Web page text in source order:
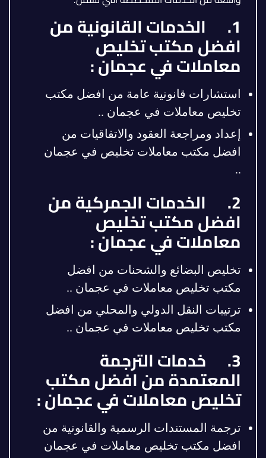
1. الخدمات القانونية من
افضل مكتب تخليص
معاملات في عجمان :
استشارات قانونية عامة من افضل مكتب
تخليص معاملات في عجمان ..
إعداد ومراجعة العقود والاتفاقيات من
افضل مكتب معاملات تخليص في عجمان
..
2. الخدمات الجمركية من
افضل مكتب تخليص
معاملات في عجمان :
تخليص البضائع والشحنات من افضل
مكتب تخليص معاملات في عجمان ..
ترتيبات النقل الدولي والمحلي من افضل
مكتب تخليص معاملات في عجمان ..
3. خدمات الترجمة
المعتمدة من افضل مكتب
تخليص معاملات في عجمان :
ترجمة المستندات الرسمية والقانونية من
افضل مكتب تخليص معاملات في عجمان